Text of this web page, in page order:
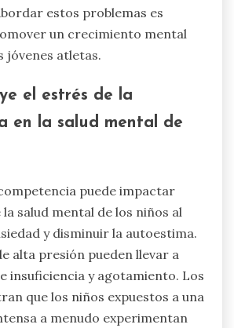
estos problemas es
un crecimiento mental
jóvenes atletas.
el estrés de la
en la salud mental de
puede impactar
salud mental de los niños al
y disminuir la autoestima.
alta presión pueden llevar a
insuficiencia y agotamiento. Los
que los niños expuestos a una
a menudo experimentan